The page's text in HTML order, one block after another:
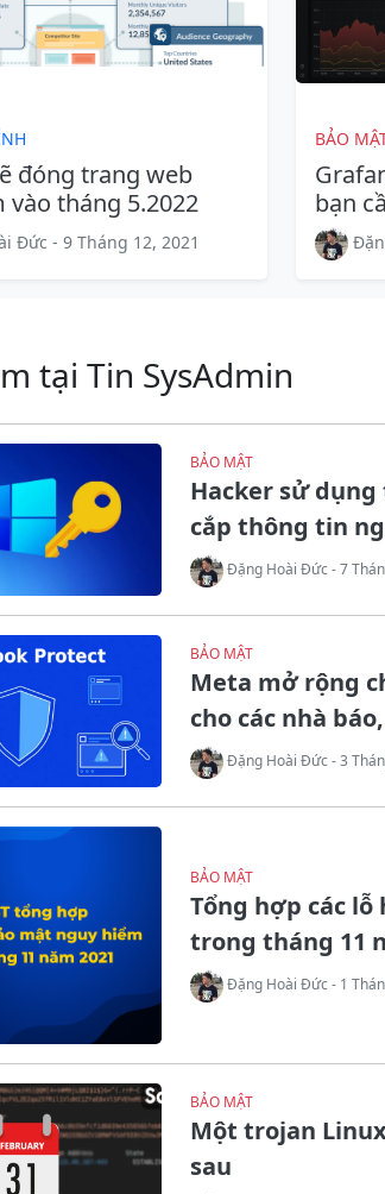
đóng trang web
vào tháng 5.2022
Đức - 9 Tháng 12, 2021
BẢO
bạn
tại Tin SysAdmin
BẢO MẬT
Hacker sử
cắp thông tin
Đặng Hoài Đức - 7
BẢO MẬT
Meta mở rộng
cho các nhà
Đặng Hoài Đức - 3
BẢO MẬT
Tổng hợp các
trong tháng 11
Đặng Hoài Đức - 1
BẢO MẬT
Một trojan
sau